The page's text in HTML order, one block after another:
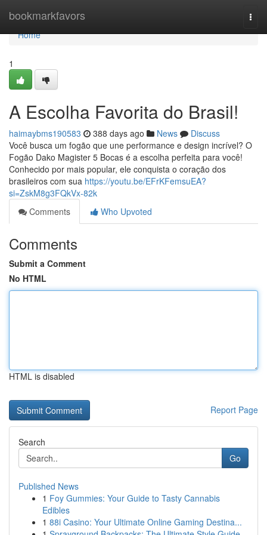
bookmarkfavors
Home
Home
1
A Escolha Favorita do Brasil!
haimaybms190583 388 days ago News
Discuss
Você busca um fogão que une performance e design incrível? O
Fogão Dako Magister 5 Bocas é a escolha perfeita para você!
Conhecido por mais popular, ele conquista o coração dos
brasileiros com sua https://youtu.be/EFrKFemsuEA?
si=ZskM8g3FQkVx-82k
Comments
Who Upvoted
Comments
Submit a Comment
No HTML
HTML is disabled
Report Page
Search
Go
Published News
1 Foy Gummies: Your Guide to Tasty Cannabis
Edibles
1 88i Casino: Your Ultimate Online Gaming Destina...